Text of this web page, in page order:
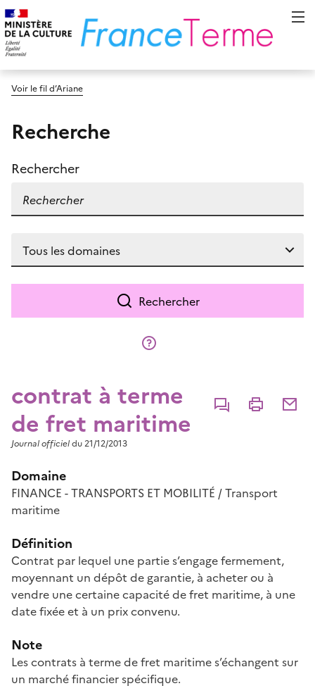
Voir le fil d’Ariane
Recherche
Rechercher
Rechercher
contrat à terme
de fret maritime
CommenterImprimer
Journal officieldu 21/12/2013
Domaine
FINANCE - TRANSPORTS ET MOBILITÉ / Transport
maritime
Définition
Contrat par lequel une partie s’engage fermement,
moyennant un dépôt de garantie, à acheter ou à
vendre une certaine capacité de fret maritime, à une
date fixée et à un prix convenu.
Note
Les contrats à terme de fret maritime s’échangent sur
un marché financier spécifique.